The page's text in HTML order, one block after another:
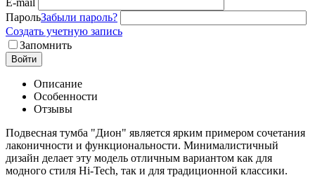
E-mail
ПарольЗабыли пароль?
Создать учетную запись
Запомнить
Войти
Описание
Особенности
Отзывы
Подвесная тумба "Дион" является ярким примером сочетания
лаконичности и функциональности. Минималистичный
дизайн делает эту модель отличным вариантом как для
модного стиля Hi-Tech, так и для традиционной классики.